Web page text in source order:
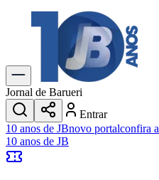
Explore Tudo
Últimas Notícias
Previsão do Tempo
Trânsito e Rotas
Dia a Dia & Lazer
Transportes
Gastronomia
Cinema & Shows
JogosNovo
Jornal de Barueri
Entrar
10 anos de JBnovo portalconfira
10 anos de JB